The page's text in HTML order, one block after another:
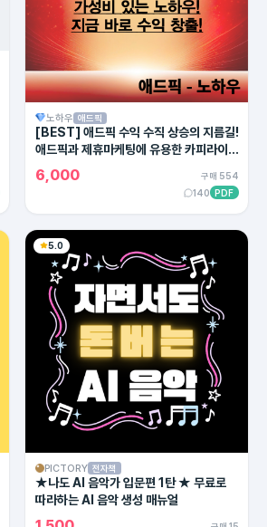
노하우 애드픽
[BEST] 애드픽 수익 수직 상승의 지름길!
애드픽과 제휴마케팅에 유용한 카피라이팅
의 모든 방법!
6,000
구매 554
140 PDF
5.0
PICTORY 전자책
★나도 AI 음악가 입문편 1탄 ★ 무료로
따라하는 AI 음악 생성 매뉴얼